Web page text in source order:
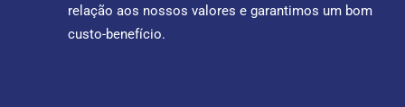
relação aos nossos valores e garantimos um bom
custo-benefício.